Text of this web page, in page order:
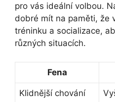
pro vás ideální volbou.
dobré mít na paměti, že
tréninku a socializace,
různých situacích.
Fena
Klidnější chování